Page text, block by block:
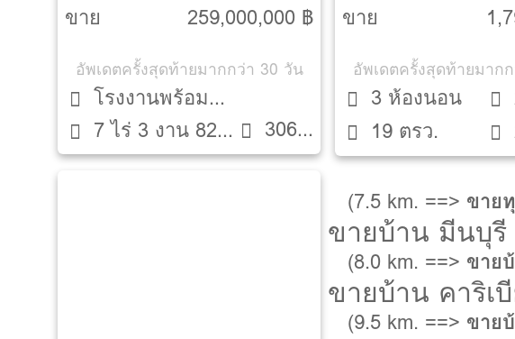
ขาย 259,000,000 ฿
อัพเดตครั้งสุดท้ายมากกว่า 30 วัน
โรงงานพร้อม
อุปกรณ์ตกแต่ง
7 ไร่ 3 งาน 82
ตรว.
3060
ตรม.
ขาย
อัพเดตครั้งสุดท้ายมาก
3 ห้องนอน
19 ตรว.
(7.5 km. ==> ขาย
ขายบ้าน มีนบุรี
(8.0 km. ==> ขาย
ขายบ้าน คาริเ
(9.5 km. ==> ขาย